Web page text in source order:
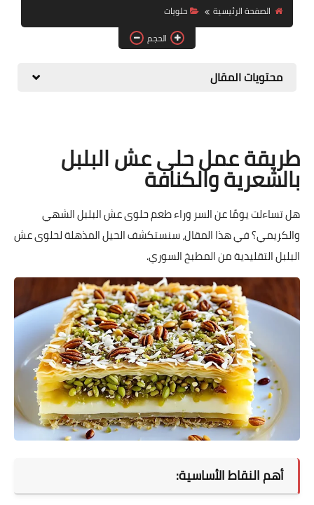
حلويات
مقبلات وسلطات
الصفحة الرئيسية
حلويات
الحجم
محتويات المقال
طريقة عمل حلى عش البلبل
بالشعرية والكنافة
هل تساءلت يومًا عن السر وراء طعم حلوى عش البلبل الشهي
والكريمي؟ في هذا المقال، سنستكشف الحيل المذهلة لحلوى عش
البلبل التقليدية من المطبخ السوري.
أهم النقاط الأساسية: